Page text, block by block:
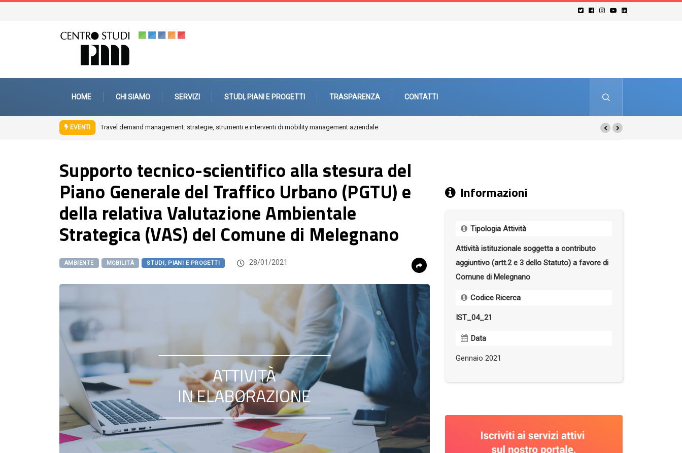
HOME CHI SIAMO SERVIZI STUDI, PIANI E PROGETTI TRASPARENZA CONTATTI
EVENTI Travel demand management: strategie, strumenti e interventi di mobility management aziendale
Supporto tecnico-scientifico alla stesura del
Piano Generale del Traffico Urbano (PGTU) e
della relativa Valutazione Ambientale
Strategica (VAS) del Comune di Melegnano
AMBIENTE MOBILITÀ STUDI, PIANI E PROGETTI 28/01/2021
Informazioni
Tipologia Attività
Attività istituzionale soggetta a contributo
aggiuntivo (artt.2 e 3 dello Statuto) a favore di
Comune di Melegnano
Codice Ricerca
IST_04_21
Data
Gennaio 2021